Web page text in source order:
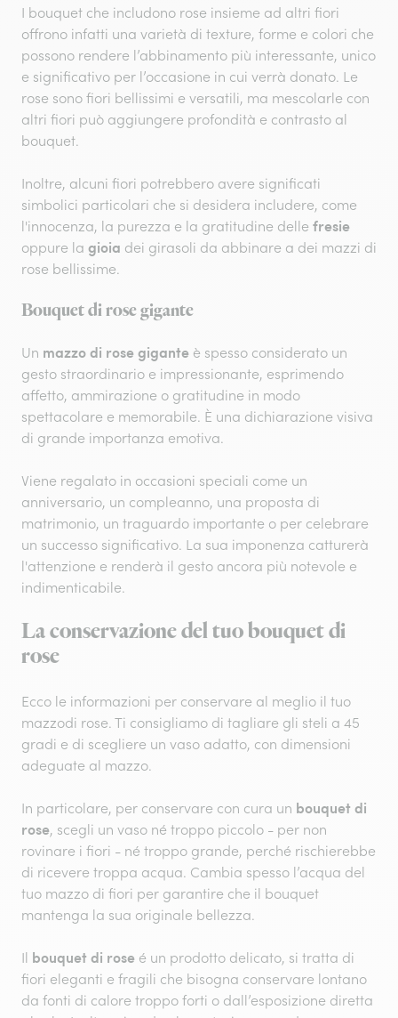
I bouquet che includono rose insieme ad altri fiori
offrono infatti una varietà di texture, forme e colori che
possono rendere l’abbinamento più interessante, unico
e significativo per l’occasione in cui verrà donato. Le
rose sono fiori bellissimi e versatili, ma mescolarle con
altri fiori può aggiungere profondità e contrasto al
bouquet.
Inoltre, alcuni fiori potrebbero avere significati
simbolici particolari che si desidera includere, come
l'innocenza, la purezza e la gratitudine delle fresie
oppure la gioia dei girasoli da abbinare a dei mazzi di
rose bellissime.
Bouquet di rose gigante
Un mazzo di rose gigante è spesso considerato un
gesto straordinario e impressionante, esprimendo
affetto, ammirazione o gratitudine in modo
spettacolare e memorabile. È una dichiarazione visiva
di grande importanza emotiva.
Viene regalato in occasioni speciali come un
anniversario, un compleanno, una proposta di
matrimonio, un traguardo importante o per celebrare
un successo significativo. La sua imponenza catturerà
l'attenzione e renderà il gesto ancora più notevole e
indimenticabile.
La conservazione del tuo bouquet di
rose
Ecco le informazioni per conservare al meglio il tuo
mazzodi rose. Ti consigliamo di tagliare gli steli a 45
gradi e di scegliere un vaso adatto, con dimensioni
adeguate al mazzo.
In particolare, per conservare con cura un bouquet di
rose, scegli un vaso né troppo piccolo - per non
rovinare i fiori - né troppo grande, perché rischierebbe
di ricevere troppa acqua. Cambia spesso l’acqua del
tuo mazzo di fiori per garantire che il bouquet
mantenga la sua originale bellezza.
Il bouquet di rose é un prodotto delicato, si tratta di
fiori eleganti e fragili che bisogna conservare lontano
da fonti di calore troppo forti o dall’esposizione diretta